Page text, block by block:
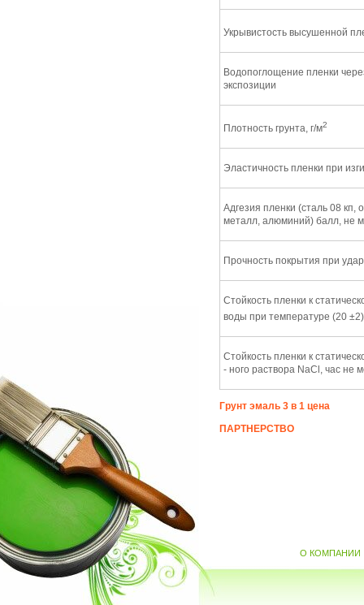
Укрывистость высушенной
Водопоглощение пленки
экспозиции
Плотность грунта, г/м2
Эластичность пленки при
Адгезия пленки (сталь 08 кп,
металл, алюминий) балл, не
Прочность покрытия при
Стойкость пленки к
воды при температуре (20 ±2)
Стойкость пленки к
- ного раствора NaCl, час не
Грунт эмаль 3 в 1 цена
ПАРТНЕРСТВО
О КОМПАНИИ